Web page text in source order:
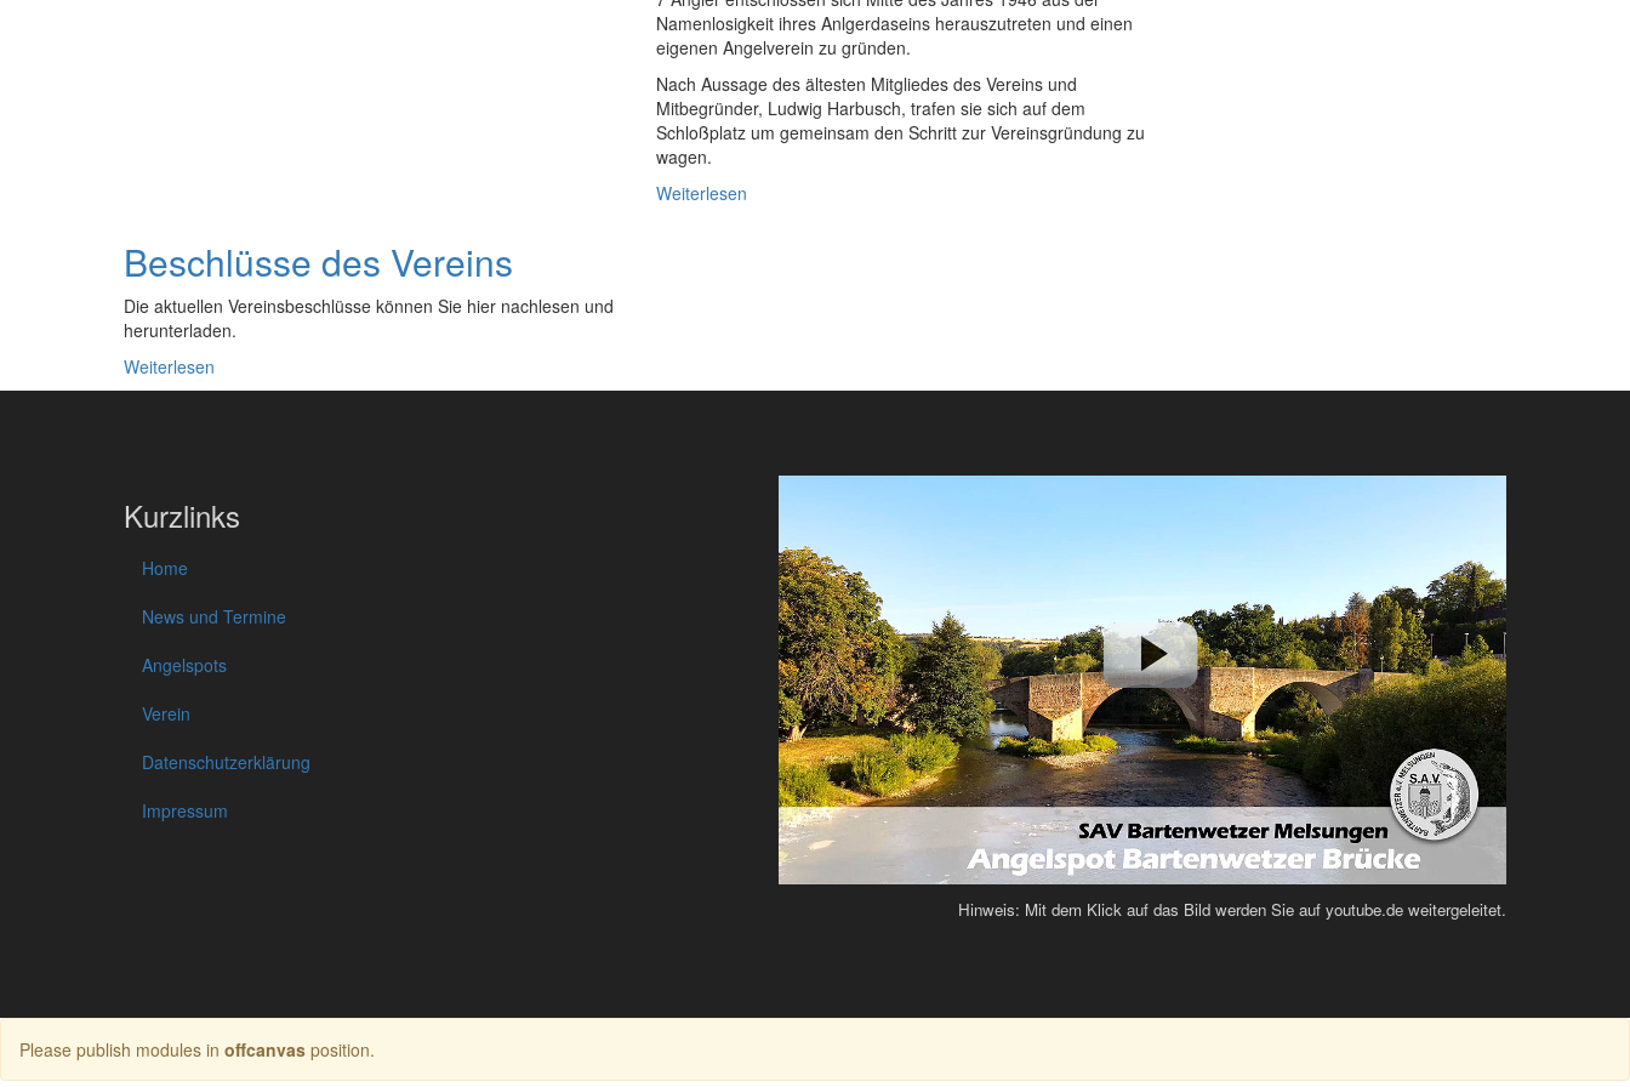
Namenlosigkeit ihres Anlgerdaseins herauszutreten und einen
eigenen Angelverein zu gründen.
Nach Aussage des ältesten Mitgliedes des Vereins und
Mitbegründer, Ludwig Harbusch, trafen sie sich auf dem
Schloßplatz um gemeinsam den Schritt zur Vereinsgründung zu
wagen.
Weiterlesen
Beschlüsse des Vereins
Die aktuellen Vereinsbeschlüsse können Sie hier nachlesen und
herunterladen.
Weiterlesen
Kurzlinks
Home
News und Termine
Angelspots
Verein
Datenschutzerklärung
Impressum
Hinweis: Mit dem Klick auf das Bild werden Sie auf youtube.de weitergeleitet.
Please publish modules in offcanvas position.